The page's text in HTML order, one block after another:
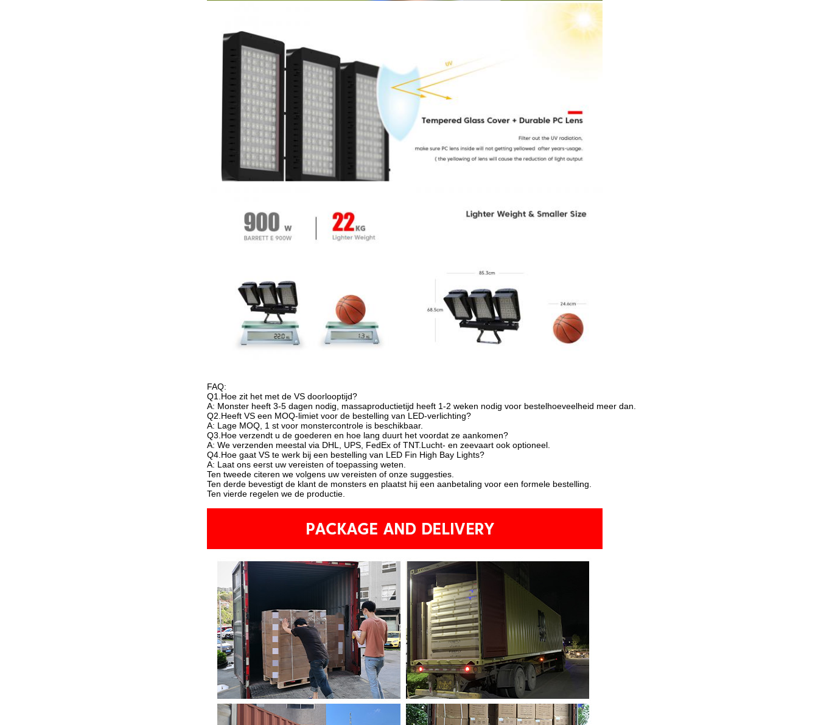
FAQ:
Q1.Hoe zit het met de VS doorlooptijd?
A: Monster heeft 3-5 dagen nodig, massaproductietijd heeft 1-2 weken nodig voor bestelhoeveelheid meer dan.
Q2.Heeft VS een MOQ-limiet voor de bestelling van LED-verlichting?
A: Lage MOQ, 1 st voor monstercontrole is beschikbaar.
Q3.Hoe verzendt u de goederen en hoe lang duurt het voordat ze aankomen?
A: We verzenden meestal via DHL, UPS, FedEx of TNT.Lucht- en zeevaart ook optioneel.
Q4.Hoe gaat VS te werk bij een bestelling van LED Fin High Bay Lights?
A: Laat ons eerst uw vereisten of toepassing weten.
Ten tweede citeren we volgens uw vereisten of onze suggesties.
Ten derde bevestigt de klant de monsters en plaatst hij een aanbetaling voor een formele bestelling.
Ten vierde regelen we de productie.